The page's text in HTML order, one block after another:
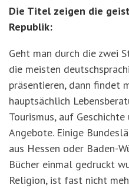
Die Titel zeigen die
Republik:
Geht man durch die zwei
die meisten
präsentieren, dann findet
hauptsächlich
Tourismus, auf
Angebote. Einige
aus Hessen oder Baden-
Bücher einmal gedruckt
Religion, ist fast nicht